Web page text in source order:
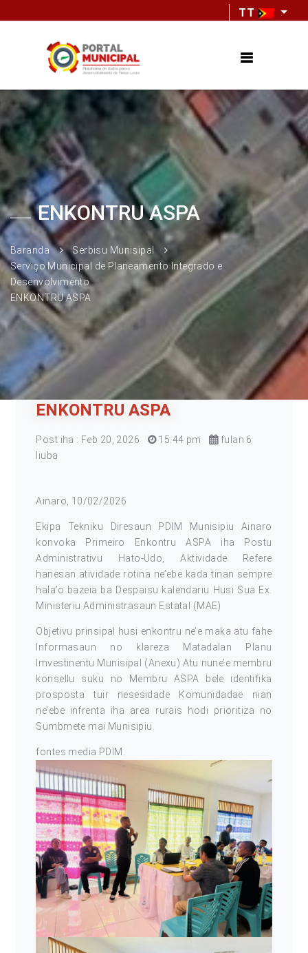
TT
ENKONTRU ASPA
Baranda
Serbisu Munisipal
Serviço Municipal de Planeamento Integrado e
Desenvolvimento
ENKONTRU ASPA
ENKONTRU ASPA
Post iha : Feb 20, 2026 15:44 pm
fulan 6
liuba
Ainaro, 10/02/2026
Ekipa Tekniku Diresaun PDIM Munisipiu Ainaro
konvoka Primeiro Enkontru ASPA iha Postu
Administrativu Hato-Udo, Aktividade Refere
hanesan atividade rotina ne’ebe kada tinan sempre
hala’o bazeia ba Despaisu kalendariu Husi Sua Ex.
Ministeriu Administrasaun Estatal (MAE)
Objetivu prinsipal husi enkontru ne’e maka atu fahe
Informasaun no klareza Matadalan Planu
Imvestinentu Munisipal (Anexu) Atu nune’e membru
konsellu suku no Membru ASPA bele identifika
prosposta tuir nesesidade Komunidadae nian
ne’ebe infrenta iha area rurais hodi prioritiza no
Sumbmete mai Munisipiu.
fontes media PDIM.